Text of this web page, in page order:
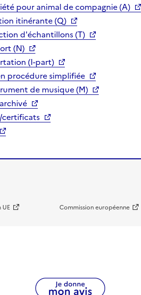
pour animal de compagnie (A)
itinérante (Q)
d'échantillons (T)
(N)
(I-part)
procédure simplifiée
de musique (M)
certificats
Commission européenne